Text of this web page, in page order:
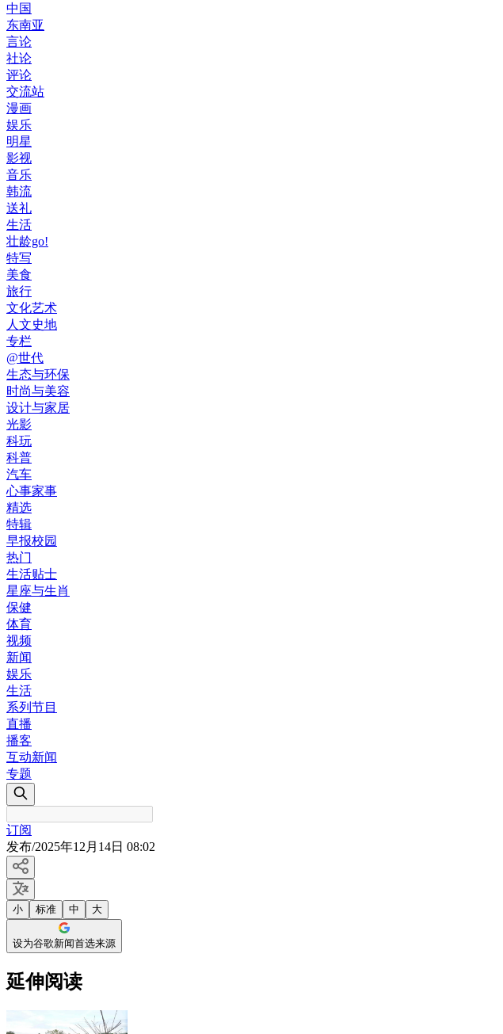
中国
东南亚
言论
社论
评论
交流站
漫画
娱乐
明星
影视
音乐
韩流
送礼
生活
壮龄go!
特写
美食
旅行
文化艺术
人文史地
专栏
@世代
生态与环保
时尚与美容
设计与家居
光影
科玩
科普
汽车
心事家事
精选
特辑
早报校园
热门
生活贴士
星座与生肖
保健
体育
视频
新闻
娱乐
生活
系列节目
直播
播客
互动新闻
专题
订阅
发布/2025年12月14日 08:02
小 标准 中 大
设为谷歌新闻首选来源
延伸阅读